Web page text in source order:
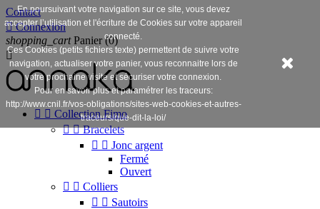
Contact
 Connexion
shopping_cart Panier (0)

  Collection Fimo
  Bracelets
  Jonc argent
Fermé
Ouvert
  Colliers
  Sautoirs
En poursuivant votre navigation sur ce site, vous devez
accepter l’utilisation et l'écriture de Cookies sur votre appareil
connecté.
Ces Cookies (petits fichiers texte) permettent de suivre votre
navigation, actualiser votre panier, vous reconnaitre lors de
votre prochaine visite et sécuriser votre connexion.
Pour en savoir plus et paramétrer les traceurs:
http://www.cnil.fr/vos-obligations/sites-web-cookies-et-autres-
traceurs/que-dit-la-loi/